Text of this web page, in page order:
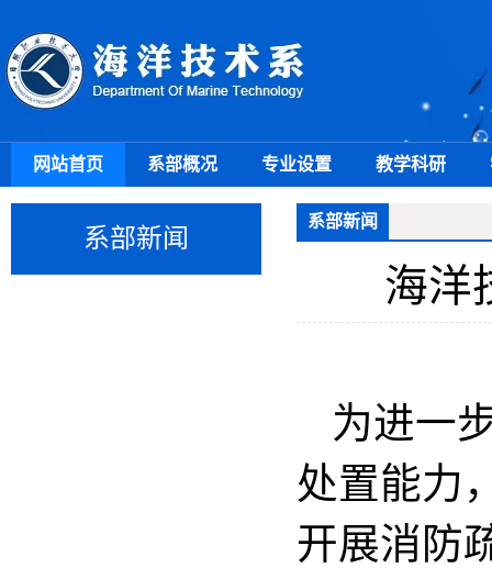
网站首页 系部概况 专业设置 教学科研
系部新闻
系部新闻
海洋
为进一
处置能力
开展消防